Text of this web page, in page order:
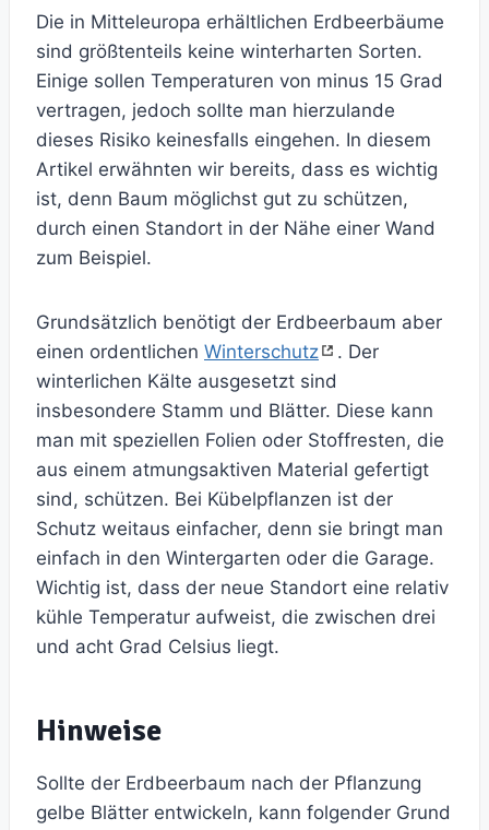
Die in Mitteleuropa erhältlichen Erdbeerbäume
sind größtenteils keine winterharten Sorten.
Einige sollen Temperaturen von minus 15 Grad
vertragen, jedoch sollte man hierzulande
dieses Risiko keinesfalls eingehen. In diesem
Artikel erwähnten wir bereits, dass es wichtig
ist, denn Baum möglichst gut zu schützen,
durch einen Standort in der Nähe einer Wand
zum Beispiel.
Grundsätzlich benötigt der Erdbeerbaum aber
einen ordentlichen Winterschutz
. Der
winterlichen Kälte ausgesetzt sind
insbesondere Stamm und Blätter. Diese kann
man mit speziellen Folien oder Stoffresten, die
aus einem atmungsaktiven Material gefertigt
sind, schützen. Bei Kübelpflanzen ist der
Schutz weitaus einfacher, denn sie bringt man
einfach in den Wintergarten oder die Garage.
Wichtig ist, dass der neue Standort eine relativ
kühle Temperatur aufweist, die zwischen drei
und acht Grad Celsius liegt.
Hinweise
Sollte der Erdbeerbaum nach der Pflanzung
gelbe Blätter entwickeln, kann folgender Grund